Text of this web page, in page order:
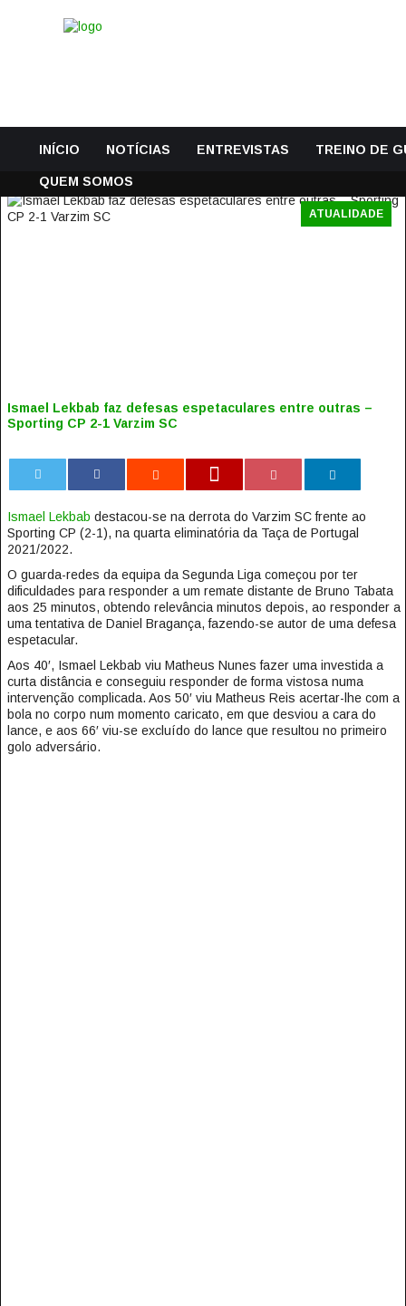
INÍCIO NOTÍCIAS ENTREVISTAS TREINO DE
QUEM SOMOS
ATUALIDADE
Ismael Lekbab faz defesas espetaculares entre outras –
Sporting CP 2-1 Varzim SC
Ismael Lekbab destacou-se na derrota do Varzim SC frente ao
Sporting CP (2-1), na quarta eliminatória da Taça de Portugal
2021/2022.
O guarda-redes da equipa da Segunda Liga começou por ter
dificuldades para responder a um remate distante de Bruno Tabata
aos 25 minutos, obtendo relevância minutos depois, ao responder a
uma tentativa de Daniel Bragança, fazendo-se autor de uma defesa
espetacular.
Aos 40′, Ismael Lekbab viu Matheus Nunes fazer uma investida a
curta distância e conseguiu responder de forma vistosa numa
intervenção complicada. Aos 50′ viu Matheus Reis acertar-lhe com a
bola no corpo num momento caricato, em que desviou a cara do
lance, e aos 66′ viu-se excluído do lance que resultou no primeiro
golo adversário.